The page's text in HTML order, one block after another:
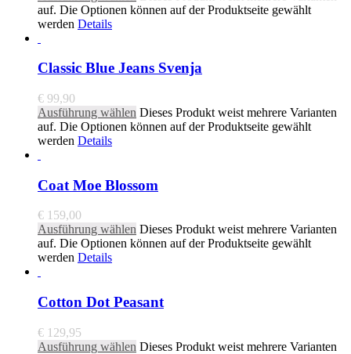
auf. Die Optionen können auf der Produktseite gewählt
werden Details
Classic Blue Jeans Svenja
€ 99,90
Ausführung wählen Dieses Produkt weist mehrere Varianten
auf. Die Optionen können auf der Produktseite gewählt
werden Details
Coat Moe Blossom
€ 159,00
Ausführung wählen Dieses Produkt weist mehrere Varianten
auf. Die Optionen können auf der Produktseite gewählt
werden Details
Cotton Dot Peasant
€ 129,95
Ausführung wählen Dieses Produkt weist mehrere Varianten